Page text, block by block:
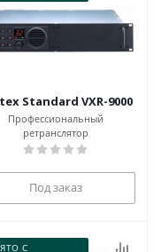
Standard VXR-9000
Профессиональный
ретранслятор
Под заказ
С